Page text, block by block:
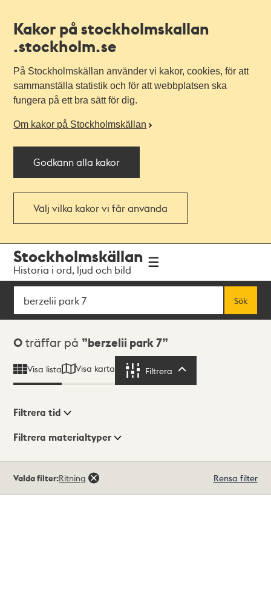
Kakor på stockholmskallan
.stockholm.se
På Stockholmskällan använder vi kakor, cookies, för att
sammanställa statistik och för att webbplatsen ska
fungera på ett bra sätt för dig.
Om kakor på Stockholmskällan
Godkänn alla kakor
Välj vilka kakor vi får använda
navigationen
huvudinnehållet
Stockholmskällan
Historia i ord, ljud och bild
Sök
Sök
Sökresultat
0 träffar på berzelii park 7
Visa lista Visa karta Filtrera
Visningsläge
Filtrera tid
Filtrera materialtyper
träffar
Valda filter:Ritning Rensa filter